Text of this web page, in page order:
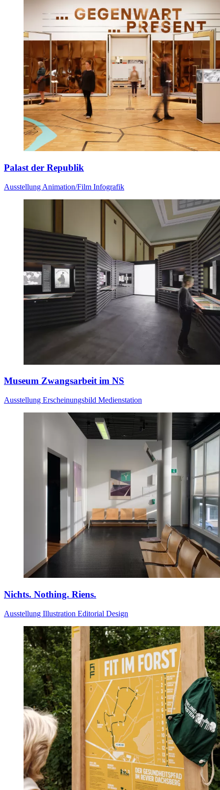
Palast der Republik
Ausstellung Animation/Film Infografik
Museum Zwangsarbeit im NS
Ausstellung Erscheinungsbild Medienstation
Nichts. Nothing. Riens.
Ausstellung Illustration Editorial Design